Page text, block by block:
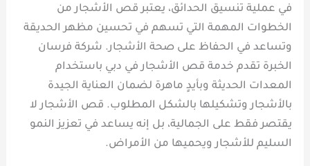
في عملية تنسيق الحدائق، يعتبر قص الأشجار من
الخطوات المهمة التي تسهم في تحسين مظهر الحديقة
وتساعد في الحفاظ على صحة الأشجار. شركة فرسان
الخبرة تقدم خدمة قص الأشجار في دبي باستخدام
المعدات الحديثة وبأيدٍ ماهرة لضمان العناية الجيدة
بالأشجار وتشكيلها بالشكل المطلوب. قص الأشجار لا
يقتصر فقط على الجمالية، بل إنه يساعد في تعزيز النمو
السليم للأشجار ويحميها من الأمراض.